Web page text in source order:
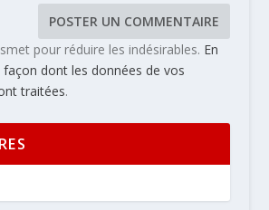
pour réduire les indésirables. En
façon dont les données de vos
traitées.